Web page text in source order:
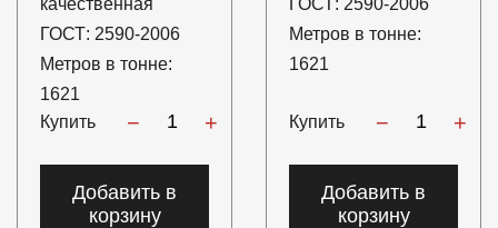
качественная
ГОСТ: 2590-2006
Метров в тонне:
1621
Купить
− +
Добавить в
корзину
ГОСТ: 2590-2006
Метров в тонне:
1621
Купить − +
Добавить в
корзину